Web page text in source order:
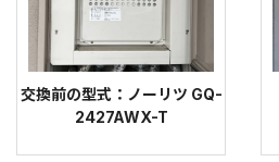
交換前の型式：ノーリツ GQ-
2427AWX-T